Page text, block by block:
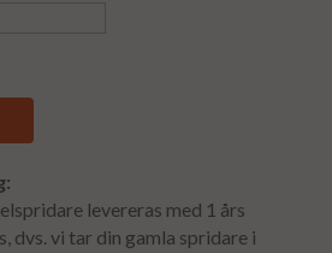
levereras med 1 års
dvs. vi tar din gamla spridare i